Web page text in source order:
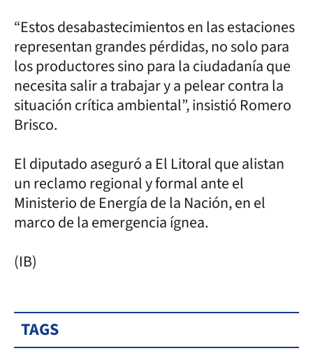
“Estos desabastecimientos en las estaciones
representan grandes pérdidas, no solo para
los productores sino para la ciudadanía que
necesita salir a trabajar y a pelear contra la
situación crítica ambiental”, insistió Romero
Brisco.
El diputado aseguró a El Litoral que alistan
un reclamo regional y formal ante el
Ministerio de Energía de la Nación, en el
marco de la emergencia ígnea.
(IB)
TAGS